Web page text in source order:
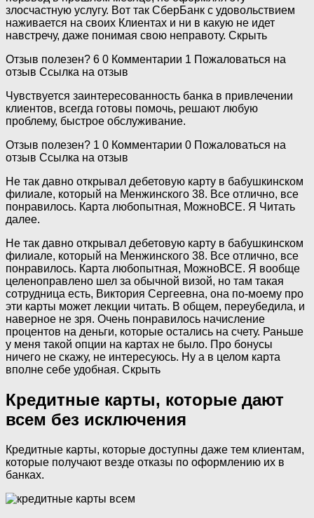
злосчастную услугу. Вот так СберБанк с удовольствием
наживается на своих Клиентах и ни в какую не идет
навстречу, даже понимая свою неправоту. Скрыть
Отзыв полезен? 6 0 Комментарии 1 Пожаловаться на
отзыв Ссылка на отзыв
Чувствуется заинтересованность банка в привлечении
клиентов, всегда готовы помочь, решают любую
проблему, быстрое обслуживание.
Отзыв полезен? 1 0 Комментарии 0 Пожаловаться на
отзыв Ссылка на отзыв
Не так давно открывал дебетовую карту в бабушкинском
филиале, который на Менжинского 38. Все отлично, все
понравилось. Карта любопытная, МожноВСЕ. Я Читать
далее.
Не так давно открывал дебетовую карту в бабушкинском
филиале, который на Менжинского 38. Все отлично, все
понравилось. Карта любопытная, МожноВСЕ. Я вообще
целеноправлено шел за обычной визой, но там такая
сотрудница есть, Виктория Сергеевна, она по-моему про
эти карты может лекции читать. В общем, переубедила, и
наверное не зря. Очень понравилось начисление
процентов на деньги, которые остались на счету. Раньше
у меня такой опции на картах не было. Про бонусы
ничего не скажу, не интересуюсь. Ну а в целом карта
вполне себе удобная. Скрыть
Кредитные карты, которые дают
всем без исключения
Кредитные карты, которые доступны даже тем клиентам,
которые получают везде отказы по оформлению их в
банках.